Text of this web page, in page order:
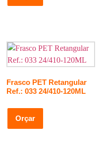
Frasco PET Retangular
Ref.: 033 24/410-120ML
Orçar